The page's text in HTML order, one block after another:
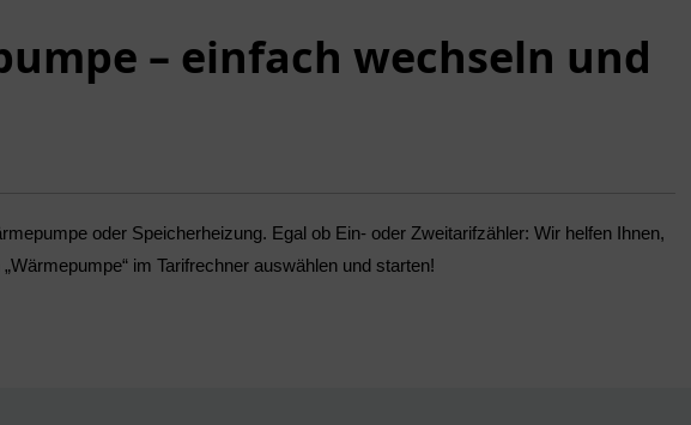
– einfach wechseln und
oder Speicherheizung. Egal ob Ein- oder Zweitarifzähler: Wir helfen Ihnen,
im Tarifrechner auswählen und starten!